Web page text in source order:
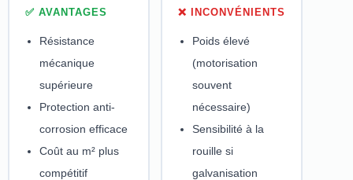
✅ AVANTAGES
Résistance
mécanique
supérieure
Protection anti-
corrosion efficace
Coût au m² plus
compétitif
❌ INCONVÉNIENTS
Poids élevé
(motorisation
souvent
nécessaire)
Sensibilité à la
rouille si
galvanisation